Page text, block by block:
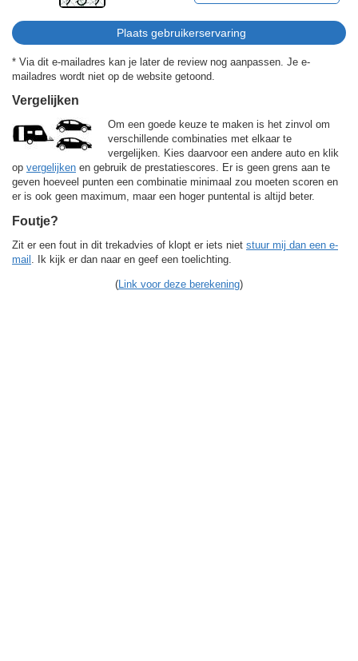
* Via dit e-mailadres kan je later de review nog aanpassen. Je e-
mailadres wordt niet op de website getoond.
Vergelijken
Om een goede keuze te maken is het zinvol om
verschillende combinaties met elkaar te
vergelijken. Kies daarvoor een andere auto en klik
op vergelijken en gebruik de prestatiescores. Er is geen grens aan te
geven hoeveel punten een combinatie minimaal zou moeten scoren en
er is ook geen maximum, maar een hoger puntental is altijd beter.
Foutje?
Zit er een fout in dit trekadvies of klopt er iets niet stuur mij dan een e-
mail
. Ik kijk er dan naar en geef een toelichting.
( Link voor deze berekening)